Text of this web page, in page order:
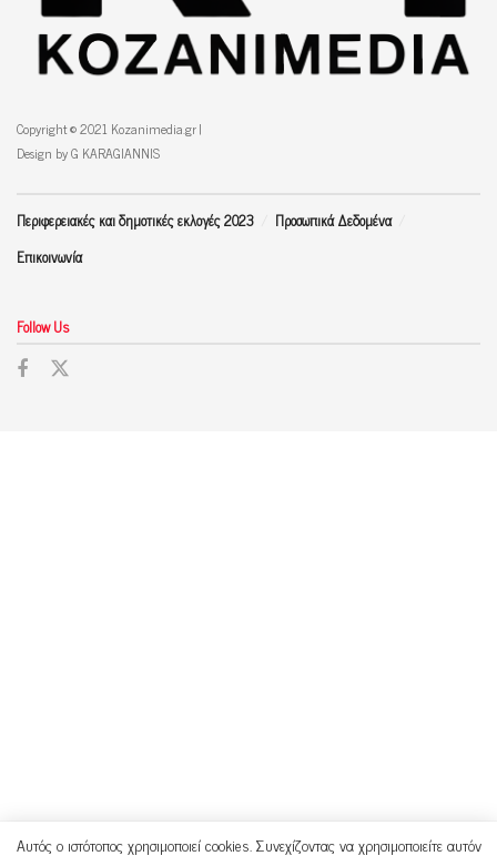
Copyright © 2021 Kozanimedia.gr |
Design by G KARAGIANNIS
Περιφερειακές και δημοτικές εκλογές 2023
Προσωπικά Δεδομένα
Επικοινωνία
Follow Us
Αυτός ο ιστότοπος χρησιμοποιεί cookies. Συνεχίζοντας να χρησιμοποιείτε αυτόν